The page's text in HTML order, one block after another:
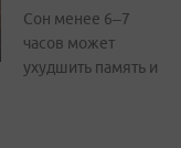
Сон менее 6–7
часов может
ухудшить память и